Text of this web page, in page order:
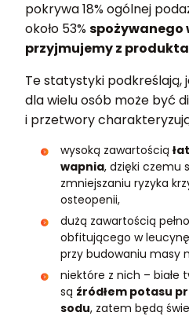
pokrywa 18% ogólnej
około 53% spożywanego
przyjmujemy z
Te statystyki podkreślają,
dla wielu osób może być
i przetwory
wysoką zawartością
wapnia, dzięki czemu
zmniejszaniu ryzyka
osteopenii,
dużą zawartością
obfitującego w
przy budowaniu masy
niektóre z nich – białe
są źródłem potasu
sodu, zatem będą